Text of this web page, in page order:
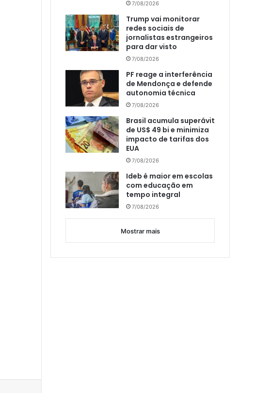
7/08/2026
Trump vai monitorar
redes sociais de
jornalistas estrangeiros
para dar visto
7/08/2026
PF reage a interferência
de Mendonça e defende
autonomia técnica
7/08/2026
Brasil acumula superávit
de US$ 49 bi e minimiza
impacto de tarifas dos
EUA
7/08/2026
Ideb é maior em escolas
com educação em
tempo integral
7/08/2026
Mostrar mais